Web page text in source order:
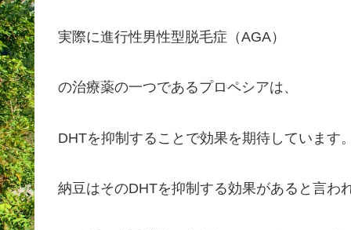
実際に進行性男性型脱毛症（AGA）
の治療薬の一つであるプロペシアは、
DHTを抑制することで効果を期待しています。
納豆はそのDHTを抑制する効果があると言わ